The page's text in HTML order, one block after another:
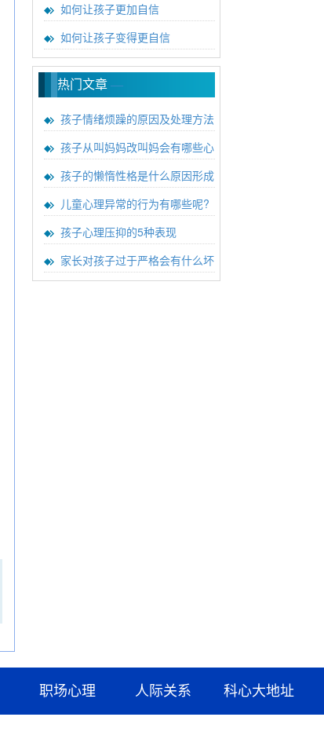
如何让孩子更加自信
如何让孩子变得更自信
热门文章—
孩子情绪烦躁的原因及处理方法
孩子从叫妈妈改叫妈会有哪些心
孩子的懒惰性格是什么原因形成
儿童心理异常的行为有哪些呢?
孩子心理压抑的5种表现
家长对孩子过于严格会有什么坏
职场心理 人际关系 科心大地址